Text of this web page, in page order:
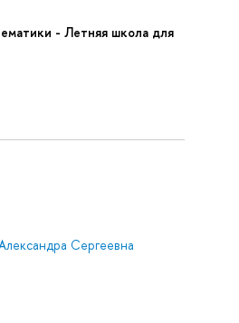
- Летняя школа для
Сергеевна